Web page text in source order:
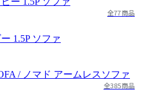
全77商品
1.5P ソファ
全385商品